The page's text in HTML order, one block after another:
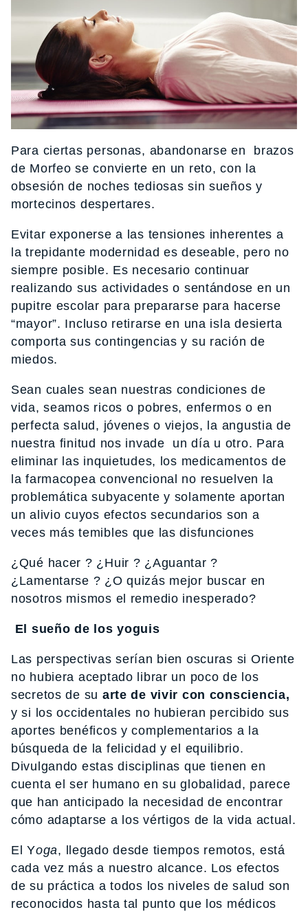
Para ciertas personas, abandonarse en brazos
de Morfeo se convierte en un reto, con la
obsesión de noches tediosas sin sueños y
mortecinos despertares.
Evitar exponerse a las tensiones inherentes a
la trepidante modernidad es deseable, pero no
siempre posible. Es necesario continuar
realizando sus actividades o sentándose en un
pupitre escolar para prepararse para hacerse
“mayor”. Incluso retirarse en una isla desierta
comporta sus contingencias y su ración de
miedos.
Sean cuales sean nuestras condiciones de
vida, seamos ricos o pobres, enfermos o en
perfecta salud, jóvenes o viejos, la angustia de
nuestra finitud nos invade un día u otro. Para
eliminar las inquietudes, los medicamentos de
la farmacopea convencional no resuelven la
problemática subyacente y solamente aportan
un alivio cuyos efectos secundarios son a
veces más temibles que las disfunciones
¿Qué hacer ? ¿Huir ? ¿Aguantar ?
¿Lamentarse ? ¿O quizás mejor buscar en
nosotros mismos el remedio inesperado?
El sueño de los yoguis
Las perspectivas serían bien oscuras si Oriente
no hubiera aceptado librar un poco de los
secretos de su arte de vivir con consciencia,
y si los occidentales no hubieran percibido sus
aportes benéficos y complementarios a la
búsqueda de la felicidad y el equilibrio.
Divulgando estas disciplinas que tienen en
cuenta el ser humano en su globalidad, parece
que han anticipado la necesidad de encontrar
cómo adaptarse a los vértigos de la vida actual.
El Yoga, llegado desde tiempos remotos, está
cada vez más a nuestro alcance. Los efectos
de su práctica a todos los niveles de salud son
reconocidos hasta tal punto que los médicos